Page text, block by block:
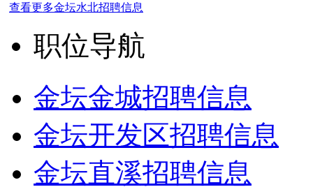
查看更多金坛水北招聘信息
职位导航
金坛金城招聘信息
金坛开发区招聘信息
金坛直溪招聘信息